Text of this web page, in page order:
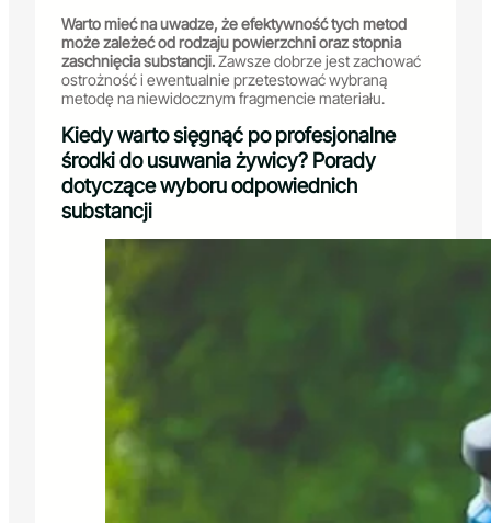
Warto mieć na uwadze, że efektywność tych metod
może zależeć od rodzaju powierzchni oraz stopnia
zaschnięcia substancji.Zawsze dobrze jest zachować
ostrożność i ewentualnie przetestować wybraną
metodę na niewidocznym fragmencie materiału.
Kiedy warto sięgnąć po profesjonalne
środki do usuwania żywicy? Porady
dotyczące wyboru odpowiednich
substancji